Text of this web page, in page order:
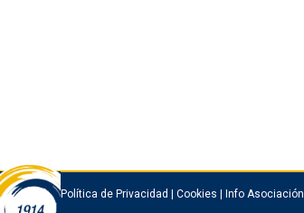
Política de Privacidad |Cookies |Info Asociación